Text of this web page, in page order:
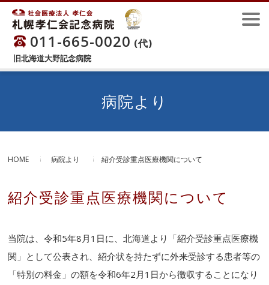
011-665-0020 (代)
旧北海道大野記念病院
病院より
HOME 病院より 紹介受診重点医療機関について
紹介受診重点医療機関について
当院は、令和5年8月1日に、北海道より「紹介受診重点医療機
関」として公表され、紹介状を持たずに外来受診する患者等の
「特別の料金」の額を令和6年2月1日から徴収することになり